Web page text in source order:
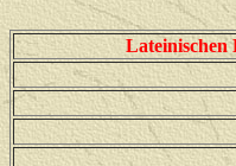
Lateinischen